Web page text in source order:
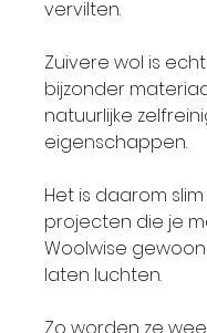
vervilten.
Zuivere wol is
bijzonder
natuurlijke
eigenschappen.
Het is daarom
projecten die je
Woolwise
laten luchten.